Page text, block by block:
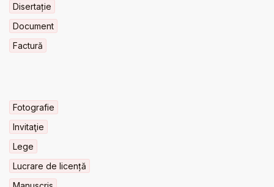
Disertație
Document
Factură
Fotografie
Invitaţie
Lege
Lucrare de licență